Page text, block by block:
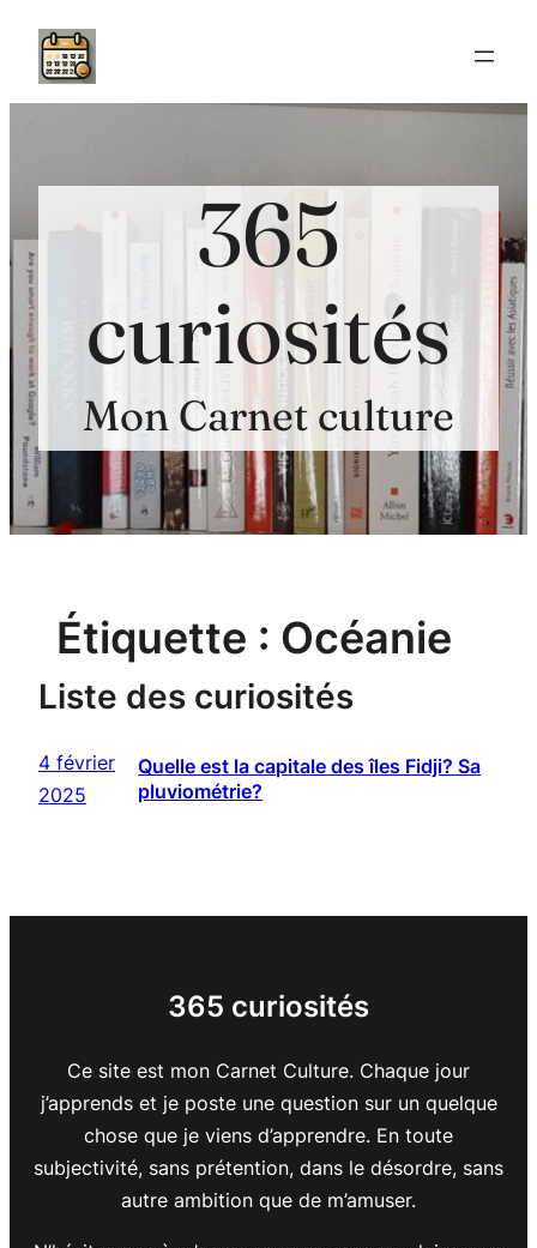
Aller
contenu
365
curiosités
Mon Carnet culture
Étiquette : Océanie
Liste des curiosités
4 février
2025
Quelle est la capitale des îles Fidji? Sa
pluviométrie?
365 curiosités
Ce site est mon Carnet Culture. Chaque jour
j’apprends et je poste une question sur un quelque
chose que je viens d’apprendre. En toute
subjectivité, sans prétention, dans le désordre, sans
autre ambition que de m’amuser.